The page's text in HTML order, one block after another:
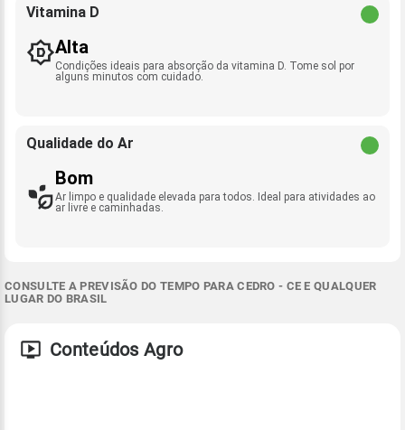
Vitamina D
Alta
Condições ideais para absorção da vitamina D. Tome sol por
alguns minutos com cuidado.
Qualidade do Ar
Bom
Ar limpo e qualidade elevada para todos. Ideal para atividades ao
ar livre e caminhadas.
CONSULTE A PREVISÃO DO TEMPO PARA CEDRO - CE E QUALQUER
LUGAR DO BRASIL
Conteúdos Agro